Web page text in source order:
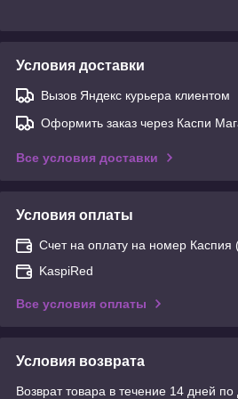
Условия доставки
Вызов Яндекс курьера клиентом
Оформить заказ через Каспи
Все условия доставки
Условия оплаты
Счет на оплату на номер Каспия
KaspiRed
Все условия оплаты
Условия возврата
Возврат товара в течение 14 дней по